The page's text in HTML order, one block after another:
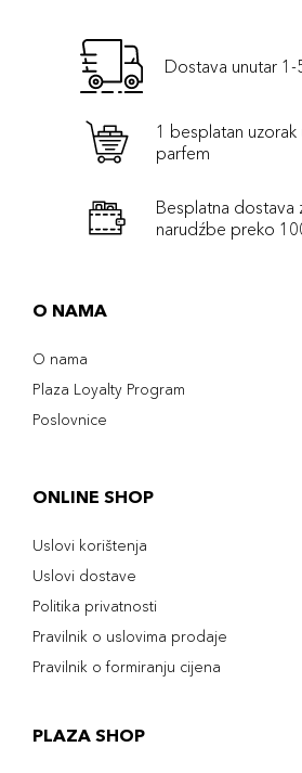
Dostava unutar 1-
1 besplatan uzorak
parfem
Besplatna dostava
narudźbe preko
O NAMA
O nama
Plaza Loyalty Program
Poslovnice
ONLINE SHOP
Uslovi korištenja
Uslovi dostave
Politika privatnosti
Pravilnik o uslovima prodaje
Pravilnik o formiranju cijena
PLAZA SHOP